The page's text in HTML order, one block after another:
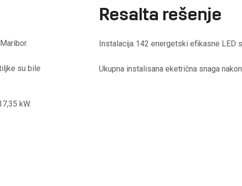
su bile
kW.
Resalta rešenje
Instalacija 142 energetski efikasne LED
Ukupna instalisana eketrična snaga